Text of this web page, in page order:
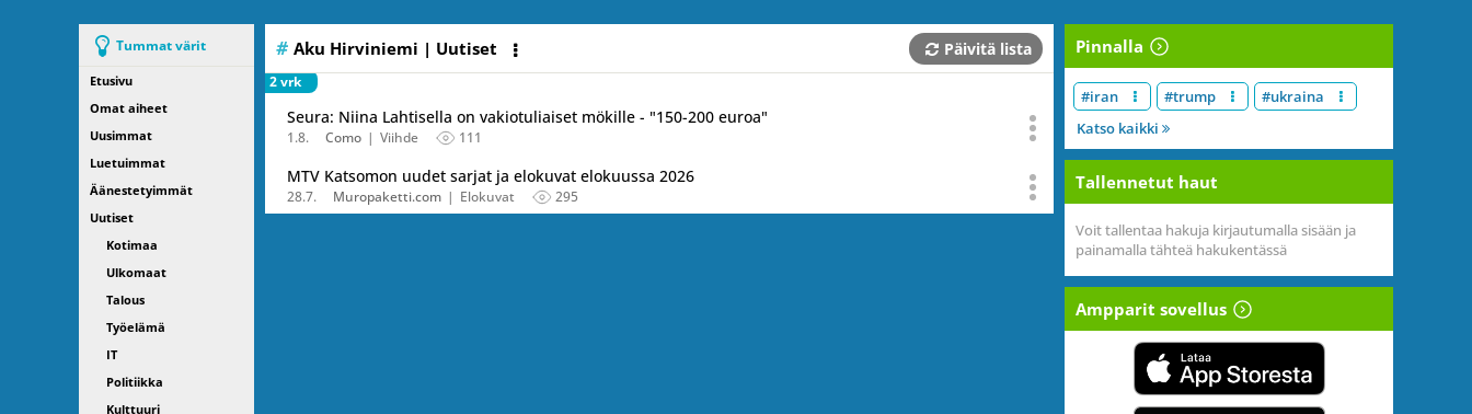
Tummat värit
Etusivu
Omat aiheet
Uusimmat
Luetuimmat
Äänestetyimmät
Uutiset
Kotimaa
Ulkomaat
Talous
Työelämä
IT
Politiikka
Kulttuuri
Aku Hirviniemi | Uutiset Päivitä lista
2 vrk
Seura: Niina Lahtisella on vakiotuliaiset mökille - "150-200 euroa"
1.8. Como Viihde 111
MTV Katsomon uudet sarjat ja elokuvat elokuussa 2026
28.7. Muropaketti.com Elokuvat 295
Pinnalla
#iran #trump
#ukraina
Katso kaikki
Tallennetut haut
Voit tallentaa hakuja kirjautumalla sisään ja
painamalla tähteä hakukentässä
Ampparit sovellus